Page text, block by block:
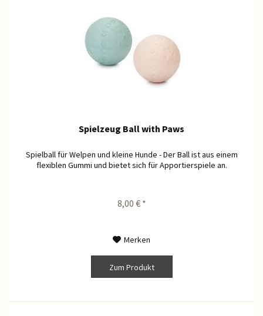
Spielzeug Ball with Paws
Spielball für Welpen und kleine Hunde - Der Ball ist aus einem
flexiblen Gummi und bietet sich für Apportierspiele an.
8,00 € *
Merken
Zum Produkt